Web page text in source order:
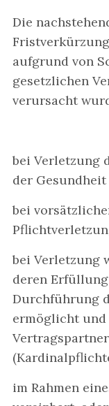
Die
aufgrund von
gesetzlichen
verursacht
bei Verletzung
der Gesundheit
bei
bei Verletzung
deren
Durchführung
ermöglicht
im Rahmen